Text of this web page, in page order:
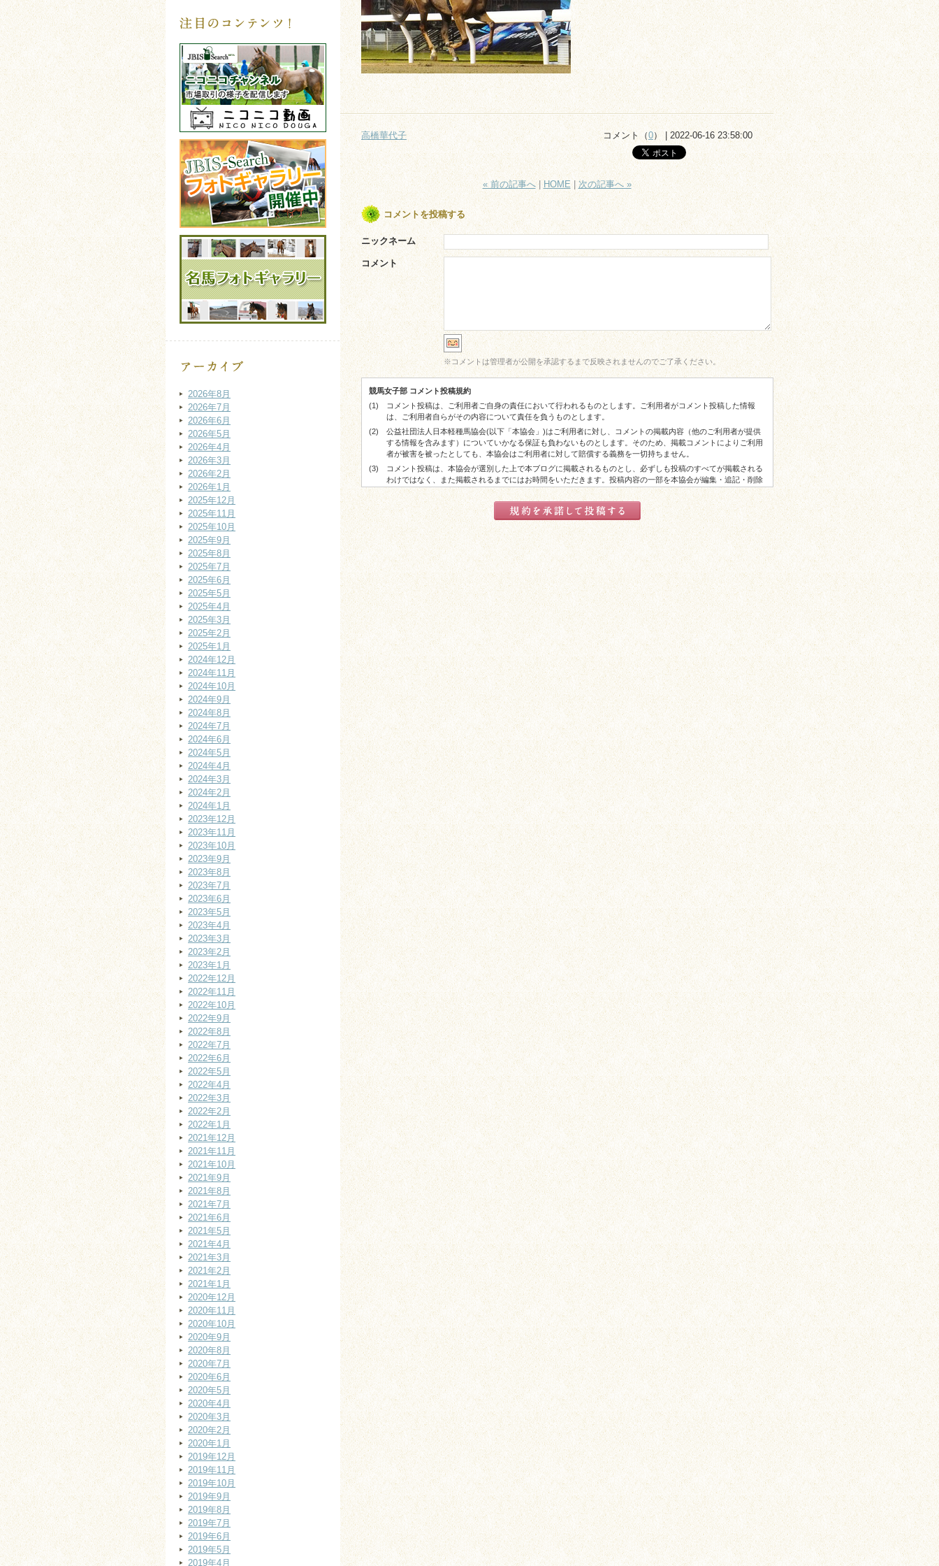
高橋華代子 コメント（0） | 2022-06-16 23:58:00
« 前の記事へ| HOME| 次の記事へ »
コメントを投稿する
ニックネーム
コメント
※コメントは管理者が公開を承認するまで反映されませんのでご了承ください。
競馬女子部 コメント投稿規約
(1)
コメント投稿は、ご利用者ご自身の責任において行われるものとします。ご利用者がコメント投稿した情報
は、ご利用者自らがその内容について責任を負うものとします。
(2)
公益社団法人日本軽種馬協会(以下「本協会」)はご利用者に対し、コメントの掲載内容（他のご利用者が提供
する情報を含みます）についていかなる保証も負わないものとします。そのため、掲載コメントによりご利用
者が被害を被ったとしても、本協会はご利用者に対して賠償する義務を一切持ちません。
(3)
コメント投稿は、本協会が選別した上で本ブログに掲載されるものとし、必ずしも投稿のすべてが掲載される
わけではなく、また掲載されるまでにはお時間をいただきます。投稿内容の一部を本協会が編集・追記・削除
した上で掲載される場合があります。
(4)
コメント投稿が実際に掲載された場合でも、ご利用者に対する本協会からの謝礼等はございませんので予めご
了承ください。
以上
2026年8月
2026年7月
2026年6月
2026年5月
2026年4月
2026年3月
2026年2月
2026年1月
2025年12月
2025年11月
2025年10月
2025年9月
2025年8月
2025年7月
2025年6月
2025年5月
2025年4月
2025年3月
2025年2月
2025年1月
2024年12月
2024年11月
2024年10月
2024年9月
2024年8月
2024年7月
2024年6月
2024年5月
2024年4月
2024年3月
2024年2月
2024年1月
2023年12月
2023年11月
2023年10月
2023年9月
2023年8月
2023年7月
2023年6月
2023年5月
2023年4月
2023年3月
2023年2月
2023年1月
2022年12月
2022年11月
2022年10月
2022年9月
2022年8月
2022年7月
2022年6月
2022年5月
2022年4月
2022年3月
2022年2月
2022年1月
2021年12月
2021年11月
2021年10月
2021年9月
2021年8月
2021年7月
2021年6月
2021年5月
2021年4月
2021年3月
2021年2月
2021年1月
2020年12月
2020年11月
2020年10月
2020年9月
2020年8月
2020年7月
2020年6月
2020年5月
2020年4月
2020年3月
2020年2月
2020年1月
2019年12月
2019年11月
2019年10月
2019年9月
2019年8月
2019年7月
2019年6月
2019年5月
2019年4月